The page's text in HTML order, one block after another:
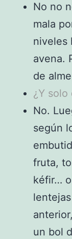
No no
mala
niveles
avena.
de
¿Y solo
No.
según
fruta,
kéfir…
un bol